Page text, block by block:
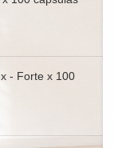
- Forte x 100